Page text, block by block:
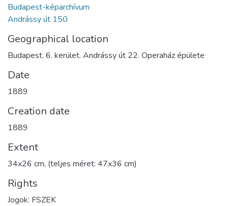
Budapest-képarchívum
Andrássy út 150
Geographical location
Budapest. 6. kerület. Andrássy út 22. Operaház épülete
Date
1889
Creation date
1889
Extent
34x26 cm, (teljes méret: 47x36 cm)
Rights
Jogok: FSZEK